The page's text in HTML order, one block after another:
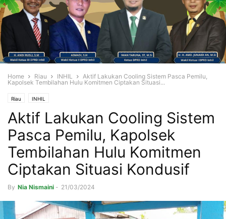
Home Riau INHIL
Aktif Lakukan Cooling Sistem Pasca Pemilu,
Kapolsek Tembilahan Hulu Komitmen Ciptakan Situasi...
Riau INHIL
Aktif Lakukan Cooling Sistem
Pasca Pemilu, Kapolsek
Tembilahan Hulu Komitmen
Ciptakan Situasi Kondusif
By Nia Nismaini - 21/03/2024